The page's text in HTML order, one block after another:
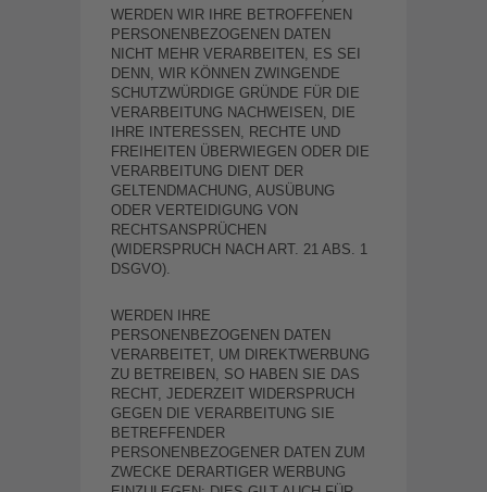
WERDEN WIR IHRE BETROFFENEN
PERSONENBEZOGENEN DATEN
NICHT MEHR VERARBEITEN, ES SEI
DENN, WIR KÖNNEN ZWINGENDE
SCHUTZWÜRDIGE GRÜNDE FÜR DIE
VERARBEITUNG NACHWEISEN, DIE
IHRE INTERESSEN, RECHTE UND
FREIHEITEN ÜBERWIEGEN ODER DIE
VERARBEITUNG DIENT DER
GELTENDMACHUNG, AUSÜBUNG
ODER VERTEIDIGUNG VON
RECHTSANSPRÜCHEN
(WIDERSPRUCH NACH ART. 21 ABS. 1
DSGVO).
WERDEN IHRE
PERSONENBEZOGENEN DATEN
VERARBEITET, UM DIREKTWERBUNG
ZU BETREIBEN, SO HABEN SIE DAS
RECHT, JEDERZEIT WIDERSPRUCH
GEGEN DIE VERARBEITUNG SIE
BETREFFENDER
PERSONENBEZOGENER DATEN ZUM
ZWECKE DERARTIGER WERBUNG